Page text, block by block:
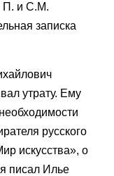
П. и С.М.
записка
утрату. Ему
русского
искусства», о
писал Илье